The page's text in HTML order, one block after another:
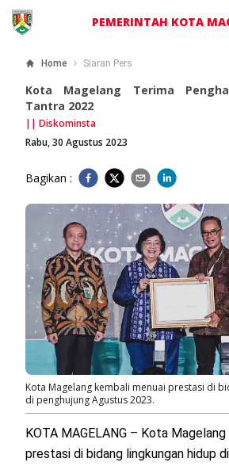
PEMERINTAH KOTA
Home Siaran Pers
Kota Magelang Terima
Tantra 2022
|| Diskominsta
Rabu, 30 Agustus 2023
Bagikan :
Kota Magelang kembali menuai prestasi di
di penghujung Agustus 2023.
KOTA MAGELANG – Kota
prestasi di bidang lingkungan hidup